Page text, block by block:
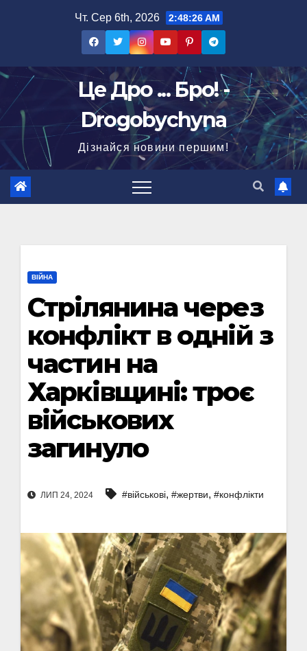
Чт. Сер 6th, 2026 2:48:27 AM
Це Дро ... Бро! -
Drogobychyna
Дізнайся новини першим!
ВІЙНА
Стрілянина через
конфлікт в одній з
частин на
Харківщині: троє
військових
загинуло
ЛИП 24, 2024 #військові, #жертви, #конфлікти